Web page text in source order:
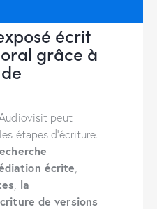
écrit
grâce à
peut
étapes d’écriture.
écrite
la
de versions